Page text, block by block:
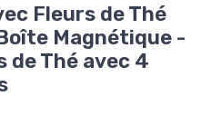
Fleurs de Thé
Magnétique -
de Thé avec 4